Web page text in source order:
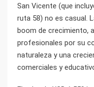
San Vicente (que
ruta 58) no es casual.
boom de crecimiento,
profesionales por su
naturaleza y una
comerciales y